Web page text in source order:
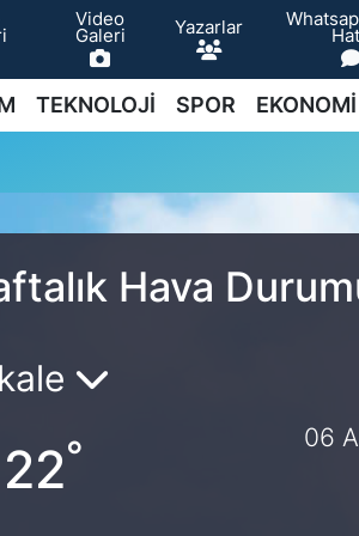
Video
Galeri Yazarlar
TEKNOLOJİ SPOR EKONOMİ
Hava
22° 06